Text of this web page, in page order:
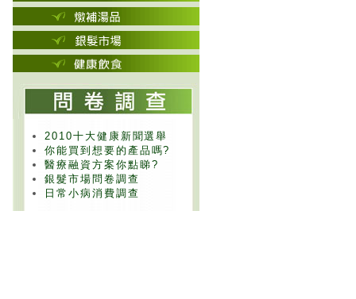
2010十大健康新聞選舉
你能買到想要的產品嗎?
醫療融資方案你點睇?
銀髮市場問卷調查
日常小病消費調查